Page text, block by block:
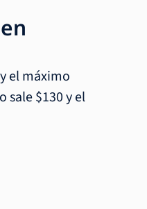
el máximo
sale $130 y el